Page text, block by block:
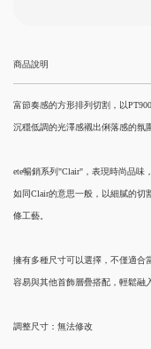
商品說明
富節奏感的方形排列切割，以
沉穩低調的光澤感襯出俐落感的氛
ete暢銷系列"Clair"，表現時尚品味
如同Clair的意思一般，以細膩的切
條工藝。
擁有多種尺寸可以選擇，不僅適合
容易與其他首飾層疊搭配，輕鬆融
調整尺寸：無法修改